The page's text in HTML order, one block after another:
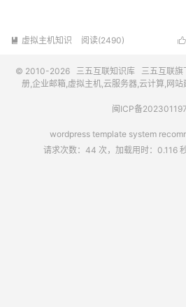
 虚拟主机知识 阅读(2490) 
© 2010-2026 三五互联知识库 三五互联旗
册,企业邮箱,虚拟主机,云服务器,云计算,网站
闽ICP备
wordpress template system
请求次数：44 次，加载用时：0.116